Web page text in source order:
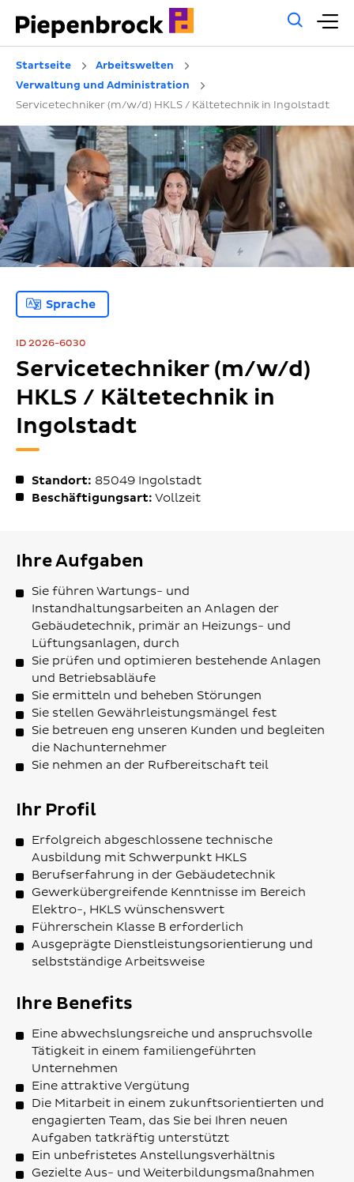
Startseite
Arbeitswelten
Verwaltung und Administration
Servicetechniker (m/w/d) HKLS / Kältetechnik in Ingolstadt
Sprache
ID 2026-6030
Servicetechniker (m/w/d)
HKLS / Kältetechnik in
Ingolstadt
Standort: 85049 Ingolstadt
Beschäftigungsart: Vollzeit
Ihre Aufgaben
Sie führen Wartungs- und
Instandhaltungsarbeiten an Anlagen der
Gebäudetechnik, primär an Heizungs- und
Lüftungsanlagen, durch
Sie prüfen und optimieren bestehende Anlagen
und Betriebsabläufe
Sie ermitteln und beheben Störungen
Sie stellen Gewährleistungsmängel fest
Sie betreuen eng unseren Kunden und begleiten
die Nachunternehmer
Sie nehmen an der Rufbereitschaft teil
Ihr Profil
Erfolgreich abgeschlossene technische
Ausbildung mit Schwerpunkt HKLS
Berufserfahrung in der Gebäudetechnik
Gewerkübergreifende Kenntnisse im Bereich
Elektro-, HKLS wünschenswert
Führerschein Klasse B erforderlich
Ausgeprägte Dienstleistungsorientierung und
selbstständige Arbeitsweise
Ihre Benefits
Eine abwechslungsreiche und anspruchsvolle
Tätigkeit in einem familiengeführten
Unternehmen
Eine attraktive Vergütung
Die Mitarbeit in einem zukunftsorientierten und
engagierten Team, das Sie bei Ihren neuen
Aufgaben tatkräftig unterstützt
Ein unbefristetes Anstellungsverhältnis
Gezielte Aus- und Weiterbildungsmaßnahmen